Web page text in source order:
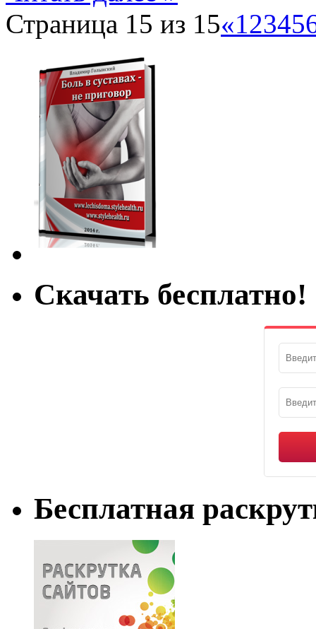
Страница 15 из 15«12345
Скачать бесплатно!
Бесплатная